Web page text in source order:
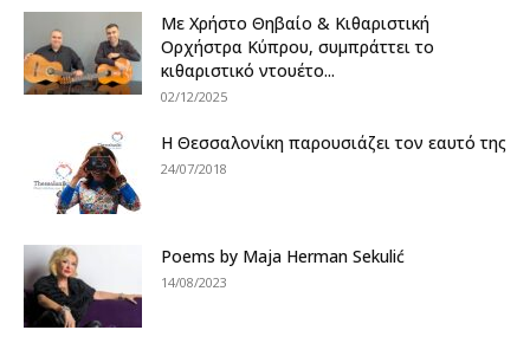
Με Χρήστο Θηβαίο & Κιθαριστική
Ορχήστρα Κύπρου, συμπράττει το
κιθαριστικό ντουέτο...
02/12/2025
Η Θεσσαλονίκη παρουσιάζει τον εαυτό της
24/07/2018
Poems by Maja Herman Sekulić
14/08/2023